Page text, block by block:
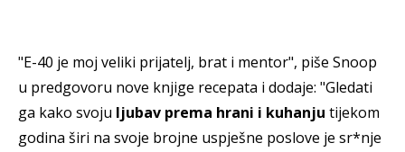
"E-40 je moj veliki prijatelj, brat i mentor", piše Snoop
u predgovoru nove knjige recepata i dodaje: "Gledati
ga kako svoju ljubav prema hrani i kuhanju tijekom
godina širi na svoje brojne uspješne poslove je sr*nje